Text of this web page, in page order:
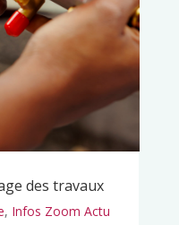
des travaux
, Infos Zoom Actu